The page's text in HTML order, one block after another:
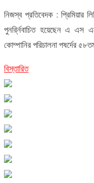
নিজস্ব প্রতিবেদক : প্রিমিয়ার
পুনর্র্নিবাচিত হয়েছেন এ
কোম্পানির পরিচালনা পষর্দের
বিস্তারিত